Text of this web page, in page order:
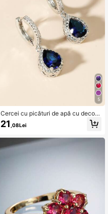
5
Cercei cu picături de apă cu decor
cu zirconiu
21 ,08Lei